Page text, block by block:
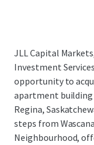
JLL Capital
Investment
opportunity to
apartment
Regina,
steps from
Neighbourhood,